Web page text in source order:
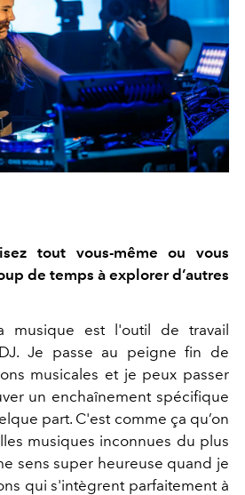
tout vous-même ou vous
de temps à explorer d’autres
musique est l'outil de travail
Je passe au peigne fin de
musicales et je peux passer
un enchaînement spécifique
part. C'est comme ça qu’on
musiques inconnues du plus
sens super heureuse quand je
qui s'intègrent parfaitement à